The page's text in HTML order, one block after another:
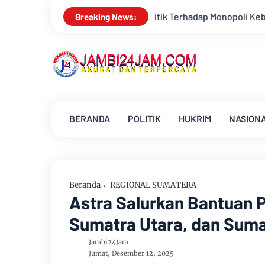
Breaking News:
Terhadap Monopoli Kebenaran oleh Media dan Aktivis
BERANDA POLITIK HUKRIM
Beranda REGIONAL SUMATERA
Astra Salurkan Bantuan
Sumatra Utara, dan
Jambi24Jam
Jumat, Desember 12, 2025